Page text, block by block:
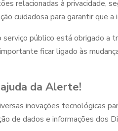
relacionadas à privacidade,
cuidadosa para garantir que
serviço público está obrigado a
ficar ligado às
da Alerte!
inovações tecnológicas
de dados e informações dos